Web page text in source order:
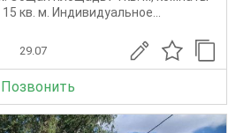
кв. м. Индивидуальное...
29.07
Позвонить